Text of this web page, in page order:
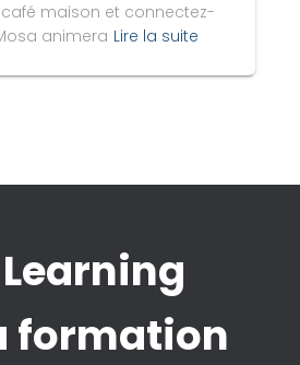
maison et connectez-
animera Lire la suite
formation